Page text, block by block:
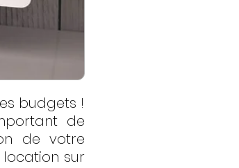
budgets !
de
de votre
sur